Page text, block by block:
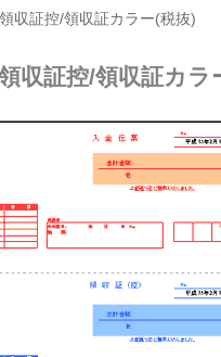
収証控/領収証カラー(税抜)
収証控/領収証カラ